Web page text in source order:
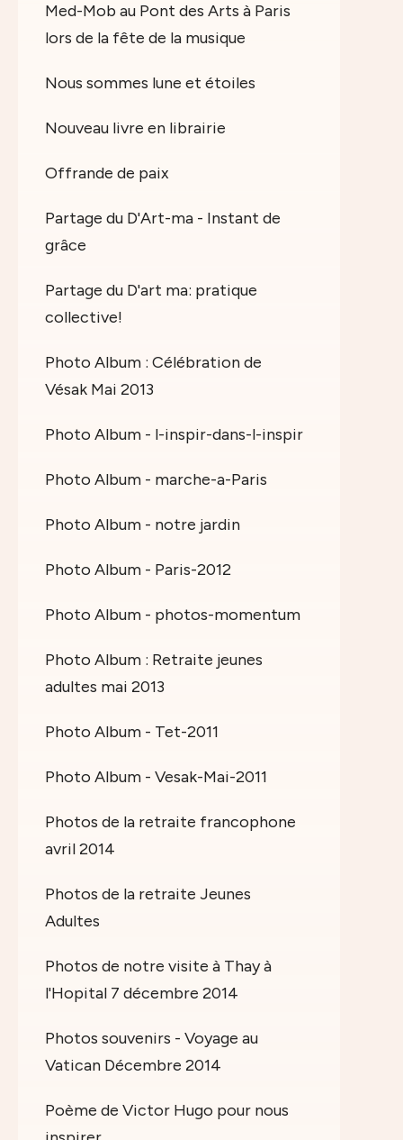
Med-Mob au Pont des Arts à Paris
lors de la fête de la musique
Nous sommes lune et étoiles
Nouveau livre en librairie
Offrande de paix
Partage du D'Art-ma - Instant de
grâce
Partage du D'art ma: pratique
collective!
Photo Album : Célébration de
Vésak Mai 2013
Photo Album - l-inspir-dans-l-inspir
Photo Album - marche-a-Paris
Photo Album - notre jardin
Photo Album - Paris-2012
Photo Album - photos-momentum
Photo Album : Retraite jeunes
adultes mai 2013
Photo Album - Tet-2011
Photo Album - Vesak-Mai-2011
Photos de la retraite francophone
avril 2014
Photos de la retraite Jeunes
Adultes
Photos de notre visite à Thay à
l'Hopital 7 décembre 2014
Photos souvenirs - Voyage au
Vatican Décembre 2014
Poème de Victor Hugo pour nous